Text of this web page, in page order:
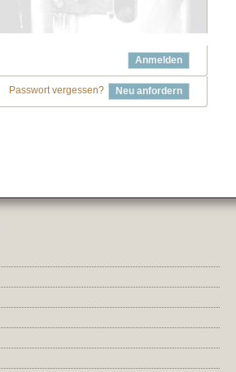
Anmelden
Passwort vergessen? Neu anfordern